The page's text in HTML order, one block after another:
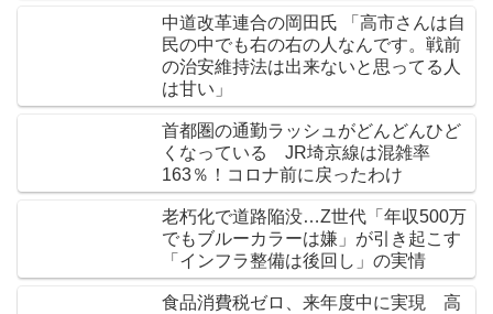
中道改革連合の岡田氏 「高市さんは自
民の中でも右の右の人なんです。戦前
の治安維持法は出来ないと思ってる人
は甘い」
首都圏の通勤ラッシュがどんどんひど
くなっている JR埼京線は混雑率
163％！コロナ前に戻ったわけ
老朽化で道路陥没…Z世代「年収500万
でもブルーカラーは嫌」が引き起こす
「インフラ整備は後回し」の実情
食品消費税ゼロ、来年度中に実現 高